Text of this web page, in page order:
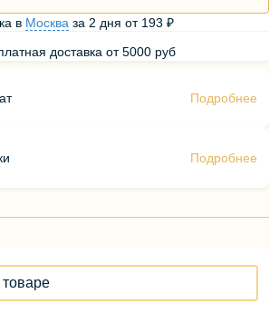
в Москва за 2 дня от 193 ₽
доставка от 5000 руб
Подробнее
Подробнее